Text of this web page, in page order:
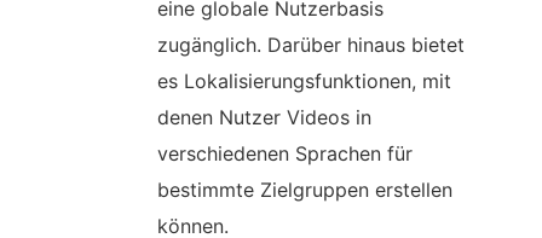
eine globale Nutzerbasis
zugänglich. Darüber hinaus bietet
es Lokalisierungsfunktionen, mit
denen Nutzer Videos in
verschiedenen Sprachen für
bestimmte Zielgruppen erstellen
können.